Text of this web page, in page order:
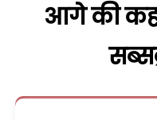
आगे की